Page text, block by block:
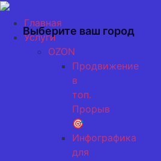
Перейти
содержимому
Главная
Услуги
OZON
Продвижение
в
топ.
Прорыв
🎯
Инфографика
для
Выберите ваш город